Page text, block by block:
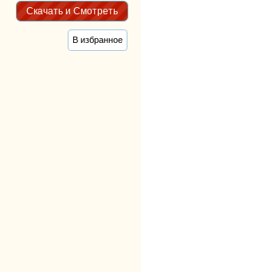
Скачать и Смотреть
В избранное